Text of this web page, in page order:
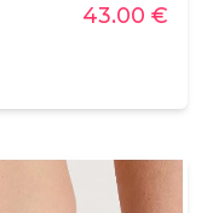
43.00 €